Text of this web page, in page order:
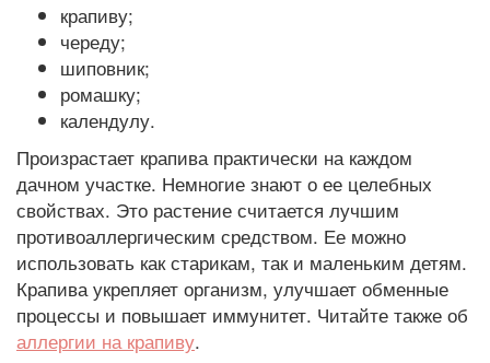
крапиву;
череду;
шиповник;
ромашку;
календулу.
Произрастает крапива практически на каждом
дачном участке. Немногие знают о ее целебных
свойствах. Это растение считается лучшим
противоаллергическим средством. Ее можно
использовать как старикам, так и маленьким детям.
Крапива укрепляет организм, улучшает обменные
процессы и повышает иммунитет. Читайте также об
аллергии на крапиву.